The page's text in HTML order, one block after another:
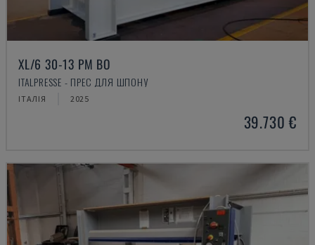
XL/6 30-13 PM BO
ITALPRESSE - ПРЕС ДЛЯ ШПОНУ
ІТАЛІЯ 2025
39.730 €